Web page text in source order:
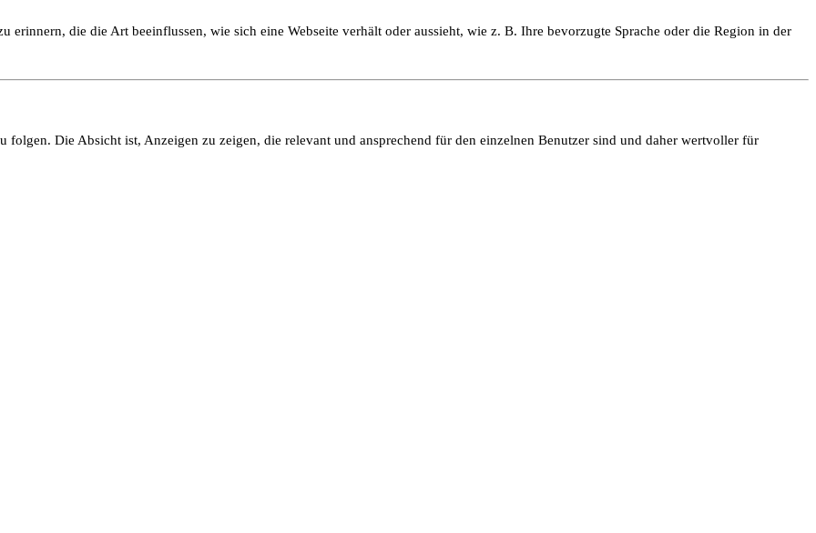
erinnern, die die Art beeinflussen, wie sich eine Webseite verhält oder aussieht, wie z. B. Ihre bevorzugte Sprache oder die Region in der
folgen. Die Absicht ist, Anzeigen zu zeigen, die relevant und ansprechend für den einzelnen Benutzer sind und daher wertvoller für